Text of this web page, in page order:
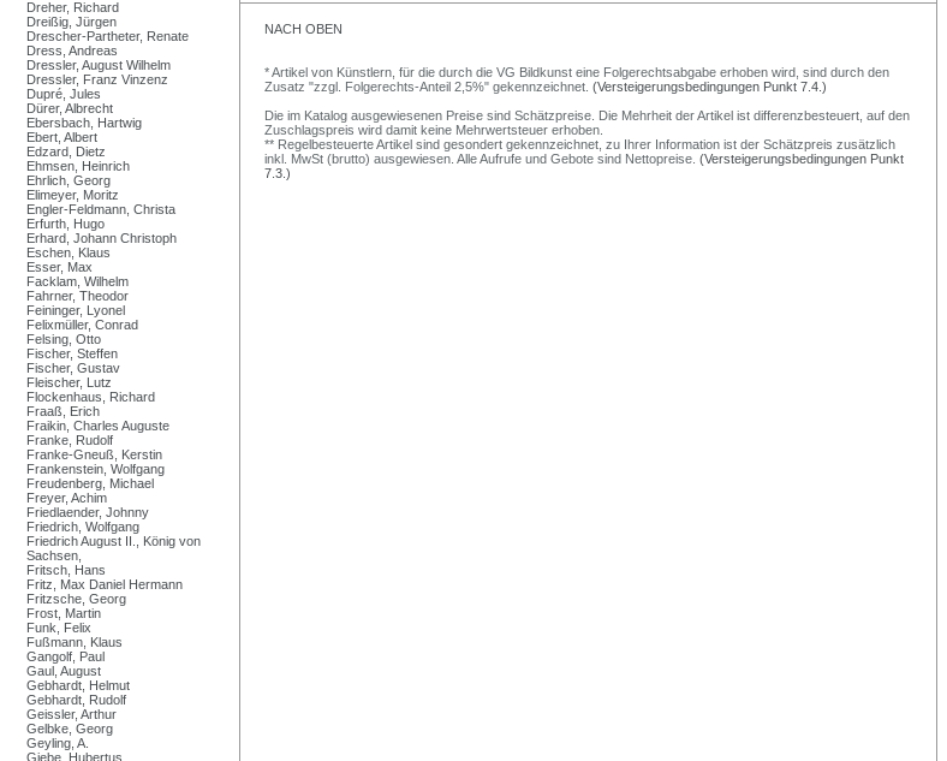
Dreher, Richard
Dreißig, Jürgen
Drescher-Partheter, Renate
Dress, Andreas
Dressler, August Wilhelm
Dressler, Franz Vinzenz
Dupré, Jules
Dürer, Albrecht
Ebersbach, Hartwig
Ebert, Albert
Edzard, Dietz
Ehmsen, Heinrich
Ehrlich, Georg
Elimeyer, Moritz
Engler-Feldmann, Christa
Erfurth, Hugo
Erhard, Johann Christoph
Eschen, Klaus
Esser, Max
Facklam, Wilhelm
Fahrner, Theodor
Feininger, Lyonel
Felixmüller, Conrad
Felsing, Otto
Fischer, Steffen
Fischer, Gustav
Fleischer, Lutz
Flockenhaus, Richard
Fraaß, Erich
Fraikin, Charles Auguste
Franke, Rudolf
Franke-Gneuß, Kerstin
Frankenstein, Wolfgang
Freudenberg, Michael
Freyer, Achim
Friedlaender, Johnny
Friedrich, Wolfgang
Friedrich August II., König von
Sachsen,
Fritsch, Hans
Fritz, Max Daniel Hermann
Fritzsche, Georg
Frost, Martin
Funk, Felix
Fußmann, Klaus
Gangolf, Paul
Gaul, August
Gebhardt, Helmut
Gebhardt, Rudolf
Geissler, Arthur
Gelbke, Georg
Geyling, A.
Giebe, Hubertus
NACH OBEN
* Artikel von Künstlern, für die durch die VG Bildkunst eine Folgerechtsabgabe erhoben wird, sind durch den
Zusatz "zzgl. Folgerechts-Anteil 2,5%" gekennzeichnet. (Versteigerungsbedingungen Punkt 7.4.)
Die im Katalog ausgewiesenen Preise sind Schätzpreise. Die Mehrheit der Artikel ist differenzbesteuert, auf den
Zuschlagspreis wird damit keine Mehrwertsteuer erhoben.
** Regelbesteuerte Artikel sind gesondert gekennzeichnet, zu Ihrer Information ist der Schätzpreis zusätzlich
inkl. MwSt (brutto) ausgewiesen. Alle Aufrufe und Gebote sind Nettopreise. (Versteigerungsbedingungen Punkt
7.3.)